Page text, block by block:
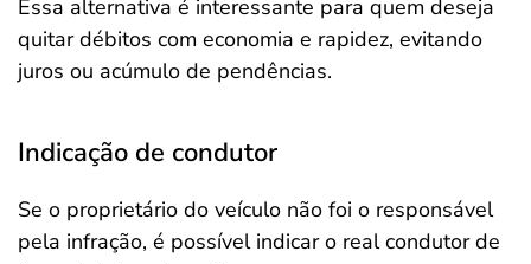
Essa alternativa é interessante para quem deseja
quitar débitos com economia e rapidez, evitando
juros ou acúmulo de pendências.
Indicação de condutor
Se o proprietário do veículo não foi o responsável
pela infração, é possível indicar o real condutor de